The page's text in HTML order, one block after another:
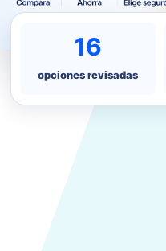
16
opciones revisadas